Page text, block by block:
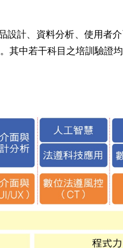
設計、資料分析、使用者
其中若干科目之培訓驗證